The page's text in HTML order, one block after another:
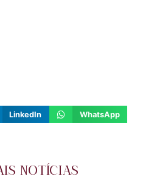
LinkedIn WhatsApp
NOTÍCIAS